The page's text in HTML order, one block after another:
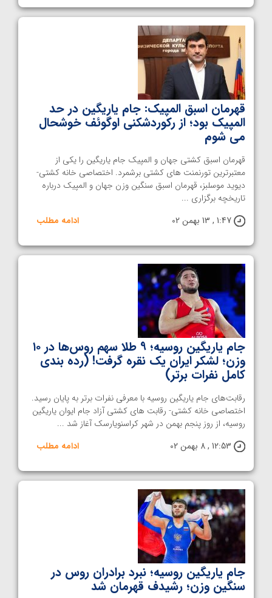
قهرمان اسبق المپیک: جام یاریگین در حد
المپیک بود؛ از رکوردشکنی اوگوئف خوشحال
می شوم
قهرمان اسبق کشتی جهان و المپیک جام یاریگین را یکی از
معتبرترین تورنمنت های کشتی برشمرد. اختصاصی خانه کشتی-
دیوید موسلبز، قهرمان اسبق سنگین وزن جهان و المپیک درباره
تاریخچه برگزاری ...
1:47 , 13 بهمن 02
ادامه مطلب
جام یاریگین روسیه؛ ۹ طلا سهم روس‌ها در ۱۰
وزن؛ لشکر ایران یک نقره گرفت! (رده بندی
کامل نفرات برتر)
رقابت‌های جام یاریگین رو‌سیه با معرفی نفرات برتر به پایان رسید.
اختصاصی خانه کشتی- رقابت های کشتی آزاد جام ایوان یاریگین
روسیه، از روز پنجم بهمن در شهر کراسنویارسک آغاز شد ...
12:53 , 8 بهمن 02
ادامه مطلب
جام یاریگین روسیه؛ نبرد برادران روس‌ در
سنگین وزن؛ رشیدف قهرمان شد